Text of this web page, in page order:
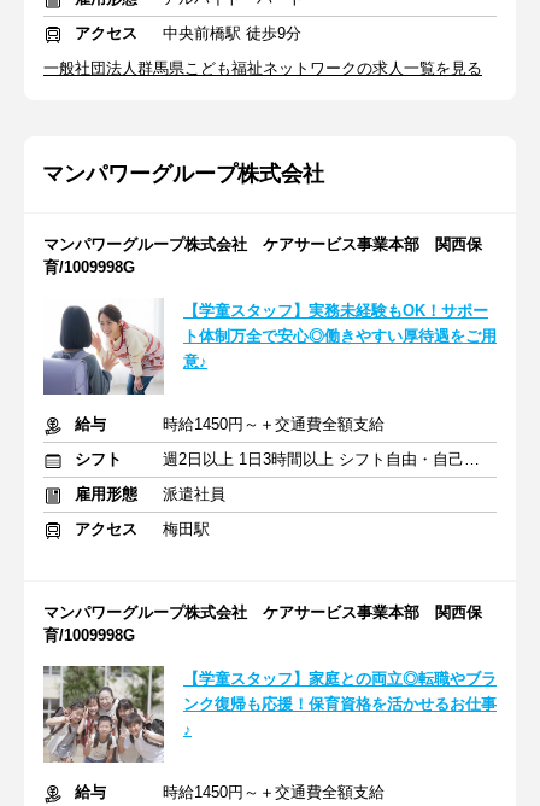
アクセス
中央前橋駅 徒歩9分
一般社団法人群馬県こども福祉ネットワークの求人一覧を見る
マンパワーグループ株式会社
マンパワーグループ株式会社 ケアサービス事業本部 関西保
育/1009998G
【学童スタッフ】実務未経験もOK！サポー
ト体制万全で安心◎働きやすい厚待遇をご用
意♪
給与
時給1450円～＋交通費全額支給
シフト
週2日以上 1日3時間以上 シフト自由・自己申告
雇用形態
派遣社員
アクセス
梅田駅
マンパワーグループ株式会社 ケアサービス事業本部 関西保
育/1009998G
【学童スタッフ】家庭との両立◎転職やブラ
ンク復帰も応援！保育資格を活かせるお仕事
♪
給与 時給1450円～＋交通費全額支給